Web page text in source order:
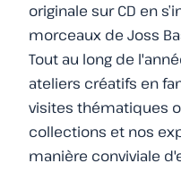
originale sur CD en
morceaux de Joss
Tout au long de
ateliers créatifs en
visites thématiques
collections et nos
manière conviviale